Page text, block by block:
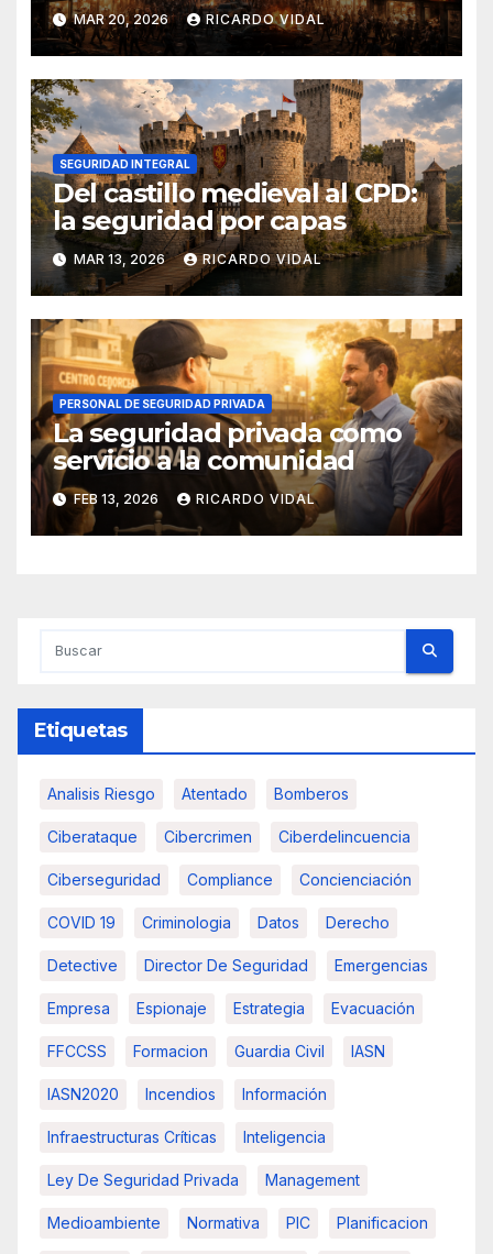
MAR 20, 2026 RICARDO VIDAL
SEGURIDAD INTEGRAL
Del castillo medieval al CPD:
la seguridad por capas
MAR 13, 2026 RICARDO VIDAL
PERSONAL DE SEGURIDAD PRIVADA
La seguridad privada como
servicio a la comunidad
FEB 13, 2026 RICARDO VIDAL
Etiquetas
Analisis Riesgo Atentado Bomberos
Ciberataque Cibercrimen Ciberdelincuencia
Ciberseguridad Compliance Concienciación
COVID 19 Criminologia Datos Derecho
Detective Director De Seguridad Emergencias
Empresa Espionaje Estrategia Evacuación
FFCCSS Formacion Guardia Civil IASN
IASN2020 Incendios Información
Infraestructuras Críticas Inteligencia
Ley De Seguridad Privada Management
Medioambiente Normativa PIC Planificacion